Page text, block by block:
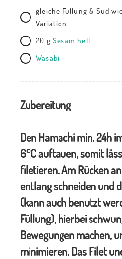
gleiche Füllung & Sud
Variation
20 g Sesam hell
Wasabi
Zubereitung
Den Hamachi min. 24h
6°C auftauen, somit
filetieren. Am Rücken
entlang schneiden und
(kann auch benutzt
Füllung), hierbei
Bewegungen machen,
minimieren. Das Filet